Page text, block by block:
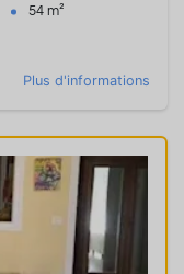
54 m²
Plus d'informations